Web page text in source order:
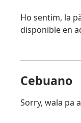
Ho sentim, la
disponible en
Cebuano
Sorry, wala pa